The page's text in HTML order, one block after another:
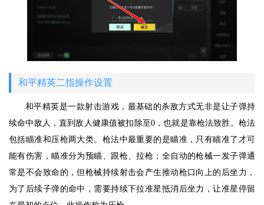
和平精英二指操作设置
和平精英是一款射击游戏，最基础的杀敌方式无非是让子弹持
续命中敌人，直到敌人健康值被扣除至0，也就是靠枪法致胜。枪法
包括瞄准和压枪两大类。枪法中最重要的是瞄准，只有瞄准了才可
能有伤害，瞄准分为预瞄、跟枪、拉枪；全自动的枪械一发子弹通
常是不会致命的，但枪械持续射击会产生推动枪口向上的后坐力，
为了后续子弹的命中，需要持续下拉准星抵消后坐力，让准星停留